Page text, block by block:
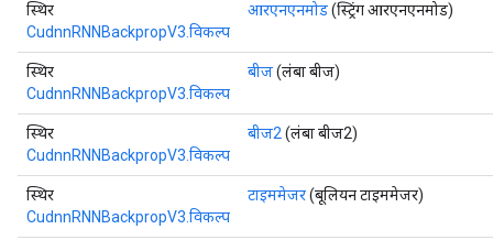
स्थिर
CudnnRNNBackpropV3.विकल्प
आरएनएनमोड(स्ट्रिंग आरएनएनमोड)
स्थिर
CudnnRNNBackpropV3.विकल्प
बीज(लंबा बीज)
स्थिर
CudnnRNNBackpropV3.विकल्प
बीज2 (लंबा बीज2)
स्थिर
CudnnRNNBackpropV3.विकल्प
टाइममेजर(बूलियन टाइममेजर)